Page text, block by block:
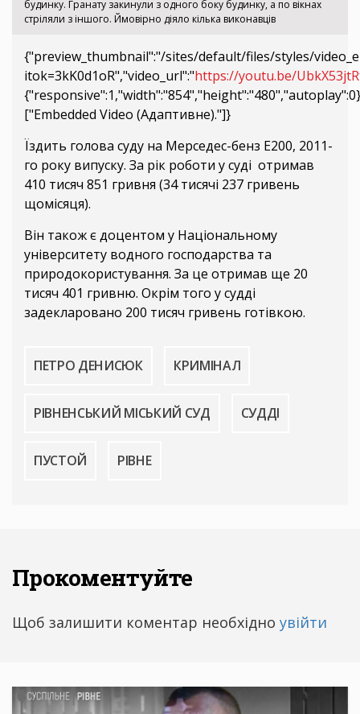
будинку. Гранату закинули з одного боку будинку, а по вікнах
стріляли з іншого. Ймовірно діяло кілька виконавців
{"preview_thumbnail":"/sites/default/files/styles/
itok=3kK0d1oR","video_url":"https://youtu.be/
["Embedded Video (Адаптивне)."]}
Їздить голова суду на Мерседес-бенз Е200, 2011-
го року випуску. За рік роботи у суді отримав
410 тисяч 851 гривня (34 тисячі 237 гривень
щомісяця).
Він також є доцентом у Національному
університету водного господарства та
природокористування. За це отримав ще 20
тисяч 401 гривню. Окрім того у судді
задекларовано 200 тисяч гривень готівкою.
ПЕТРО ДЕНИСЮК КРИМІНАЛ
РІВНЕНСЬКИЙ МІСЬКИЙ СУД СУДДІ
ПУСТОЙ РІВНЕ
Прокоментуйте
Щоб залишити коментар необхідно увійти